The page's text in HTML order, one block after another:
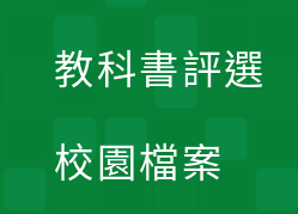
教科書評選
校園檔案